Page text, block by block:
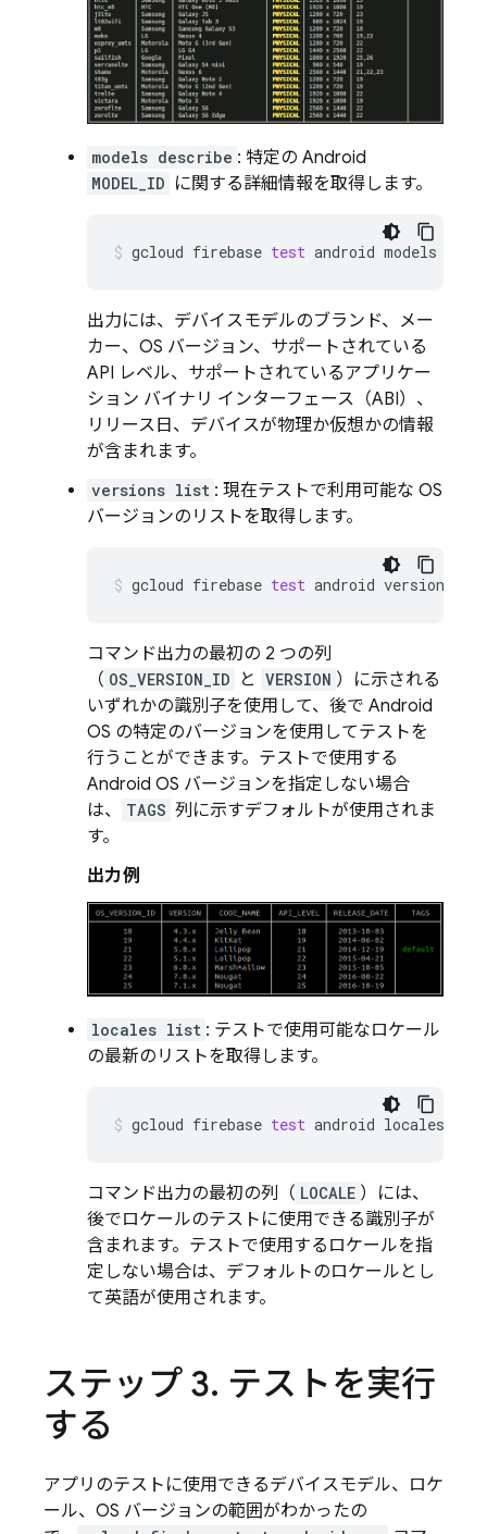
models describe : 特定の Android
MODEL_ID に関する詳細情報を取得します。
gcloud firebase test android models
出力には、デバイスモデルのブランド、メー
カー、OS バージョン、サポートされている
API レベル、サポートされているアプリケー
ション バイナリ インターフェース（ABI）、
リリース日、デバイスが物理か仮想かの情報
が含まれます。
versions list : 現在テストで利用可能な OS
バージョンのリストを取得します。
gcloud firebase test android versions
コマンド出力の最初の 2 つの列
（ OS_VERSION_ID と VERSION ）に示される
いずれかの識別子を使用して、後で Android
OS の特定のバージョンを使用してテストを
行うことができます。テストで使用する
Android OS バージョンを指定しない場合
は、
TAGS 列に示すデフォルトが使用されま
す。
出力例
locales list : テストで使用可能なロケール
の最新のリストを取得します。
gcloud firebase test android locales
コマンド出力の最初の列（ LOCALE ）には、
後でロケールのテストに使用できる識別子が
含まれます。テストで使用するロケールを指
定しない場合は、デフォルトのロケールとし
て英語が使用されます。
ステップ 3. テストを実行
する
アプリのテストに使用できるデバイスモデル、ロケ
ール、OS バージョンの範囲がわかったの